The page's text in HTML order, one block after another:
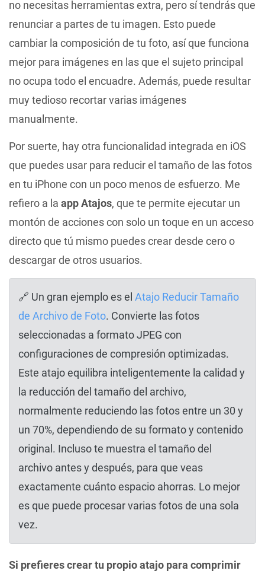
no necesitas herramientas extra, pero sí tendrás que
renunciar a partes de tu imagen. Esto puede
cambiar la composición de tu foto, así que funciona
mejor para imágenes en las que el sujeto principal
no ocupa todo el encuadre. Además, puede resultar
muy tedioso recortar varias imágenes
manualmente.
Por suerte, hay otra funcionalidad integrada en iOS
que puedes usar para reducir el tamaño de las fotos
en tu iPhone con un poco menos de esfuerzo. Me
refiero a la app Atajos, que te permite ejecutar un
montón de acciones con solo un toque en un acceso
directo que tú mismo puedes crear desde cero o
descargar de otros usuarios.
🔗 Un gran ejemplo es el Atajo Reducir Tamaño
de Archivo de Foto. Convierte las fotos
seleccionadas a formato JPEG con
configuraciones de compresión optimizadas.
Este atajo equilibra inteligentemente la calidad y
la reducción del tamaño del archivo,
normalmente reduciendo las fotos entre un 30 y
un 70%, dependiendo de su formato y contenido
original. Incluso te muestra el tamaño del
archivo antes y después, para que veas
exactamente cuánto espacio ahorras. Lo mejor
es que puede procesar varias fotos de una sola
vez.
Si prefieres crear tu propio atajo para comprimir